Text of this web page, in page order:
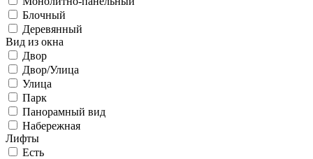
Блочный
Деревянный
Вид из окна
Двор
Двор/Улица
Улица
Парк
Панорамный вид
Набережная
Лифты
Есть